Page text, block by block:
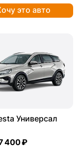
это авто
Универсал
400 ₽